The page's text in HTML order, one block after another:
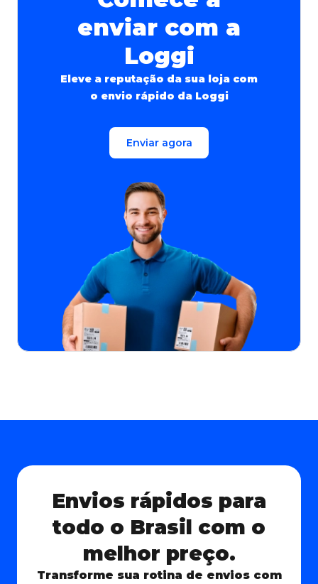
enviar com a
Loggi
Eleve a reputação da sua loja com
o envio rápido da Loggi
Enviar agora
Envios rápidos para
todo o Brasil com o
melhor preço.
Transforme sua rotina de envios com